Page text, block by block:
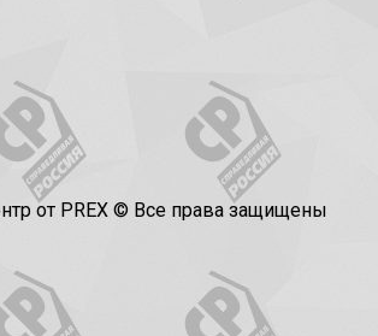
от PREX © Все права защищены